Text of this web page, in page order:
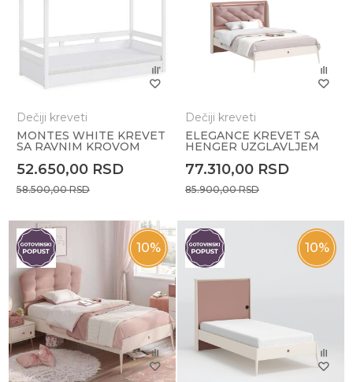
Dečiji kreveti
MONTES WHITE KREVET
SA RAVNIM KROVOM
52.650,00 RSD
58.500,00RSD
Dečiji kreveti
ELEGANCE KREVET SA
HENGER UZGLAVLJEM
77.310,00 RSD
85.900,00RSD
10% 10%